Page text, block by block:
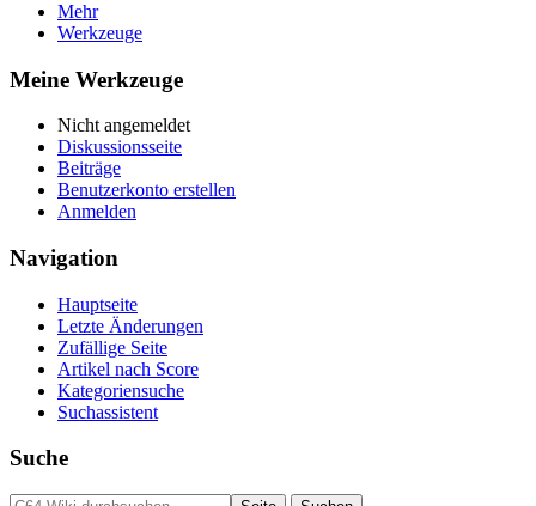
Mehr
Werkzeuge
Meine Werkzeuge
Nicht angemeldet
Diskussionsseite
Beiträge
Benutzerkonto erstellen
Anmelden
Navigation
Hauptseite
Letzte Änderungen
Zufällige Seite
Artikel nach Score
Kategoriensuche
Suchassistent
Suche